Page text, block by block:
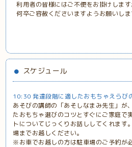
利用者の皆様にはご不便をお掛けします
何卒ご容赦くださいますようお願いしま
スケジュール
10:30 発達段階に適したおもちゃえら
あそびの講師の「あそしなまみ先生」が
たおもちゃ選びのコツとすぐにご家庭で
トについてじっくりお話ししてくれます
場までお越しください。
※お車でお越しの方は駐車場のご予約が